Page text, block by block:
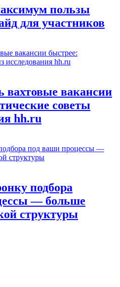
пользы
для участников
вахтовые вакансии
советы
hh.ru
подбора
— больше
структуры